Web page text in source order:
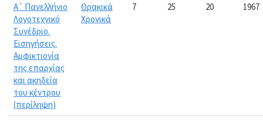
Α΄ Πανελλήνιο
Λογοτεχνικό
Συνέδριο.
Εισηγήσεις.
Αμφικτιονία
της επαρχίας
και ακηδεία
του κέντρου
(περίληψη)
Θρακικά
Χρονικά
7 25 20 1967